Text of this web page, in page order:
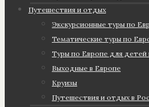
Путешествия и отдых
Экскурсионные туры по
Тематические туры по
Туры по Европе для детей
Выходные в Европе
Круизы
Путешествия и отдых в